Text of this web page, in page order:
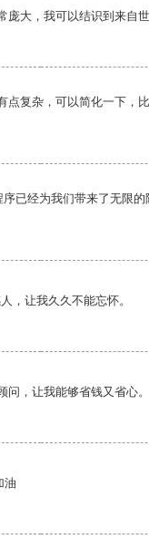
庞大，我可以结识到来自世
点复杂，可以简化一下，
已经为我们带来了无限
，让我久久不能忘怀。
问，让我能够省钱又省心。
油